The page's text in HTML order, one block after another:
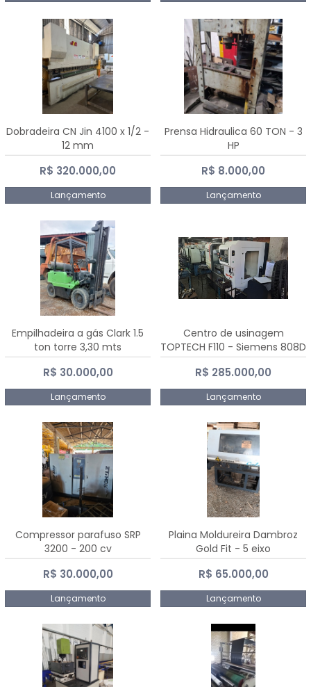
Dobradeira CN Jin 4100 x 1/2 -
12 mm
R$ 320.000,00
Lançamento
Prensa Hidraulica 60 TON - 3
HP
R$ 8.000,00
Lançamento
Empilhadeira a gás Clark 1.5
ton torre 3,30 mts
R$ 30.000,00
Lançamento
Centro de usinagem
TOPTECH F110 - Siemens 808D
Advanced
R$ 285.000,00
Lançamento
Compressor parafuso SRP
3200 - 200 cv
R$ 30.000,00
Lançamento
Plaina Moldureira Dambroz
Gold Fit - 5 eixo
R$ 65.000,00
Lançamento